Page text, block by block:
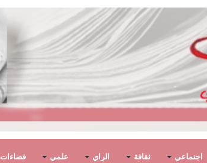
اجتماعي ثقافة الراي علمي فضاءات